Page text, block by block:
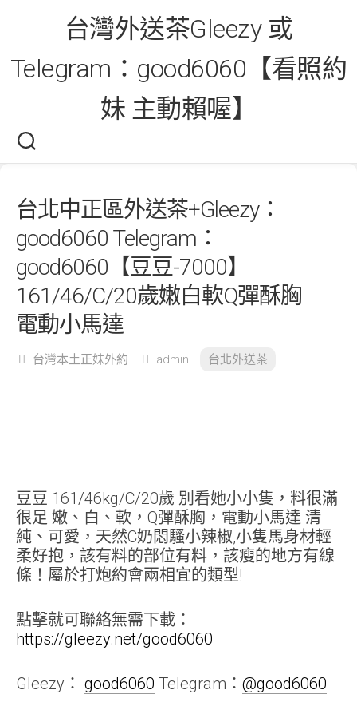
台灣外送茶Gleezy 或
Telegram：good6060【看照約
妹 主動賴喔】
台北中正區外送茶+Gleezy：
good6060 Telegram：
good6060【豆豆-7000】
161/46/C/20歲嫩白軟Q彈酥胸
電動小馬達
台灣本土正妹外約 admin 台北外送茶
豆豆 161/46kg/C/20歲 別看她小小隻，料很滿
很足 嫩、白、軟，Q彈酥胸，電動小馬達 清
純、可愛，天然C奶悶騷小辣椒,小隻馬身材輕
柔好抱，該有料的部位有料，該瘦的地方有線
條！屬於打炮約會兩相宜的類型!
點擊就可聯絡無需下載：
https://gleezy.net/good6060
Gleezy： good6060 Telegram： @good6060